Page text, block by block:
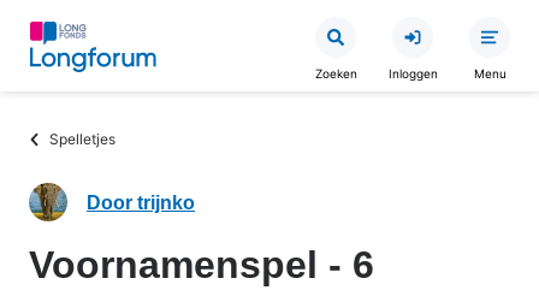
Overslaan
inhoud
gaan
Zoeken Inloggen Menu
Kruimelpad
Spelletjes
Door trijnko
Voornamenspel - 6